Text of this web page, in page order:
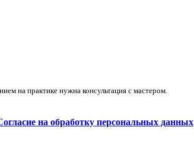
на практике нужна консультация с мастером.
на обработку персональных данных